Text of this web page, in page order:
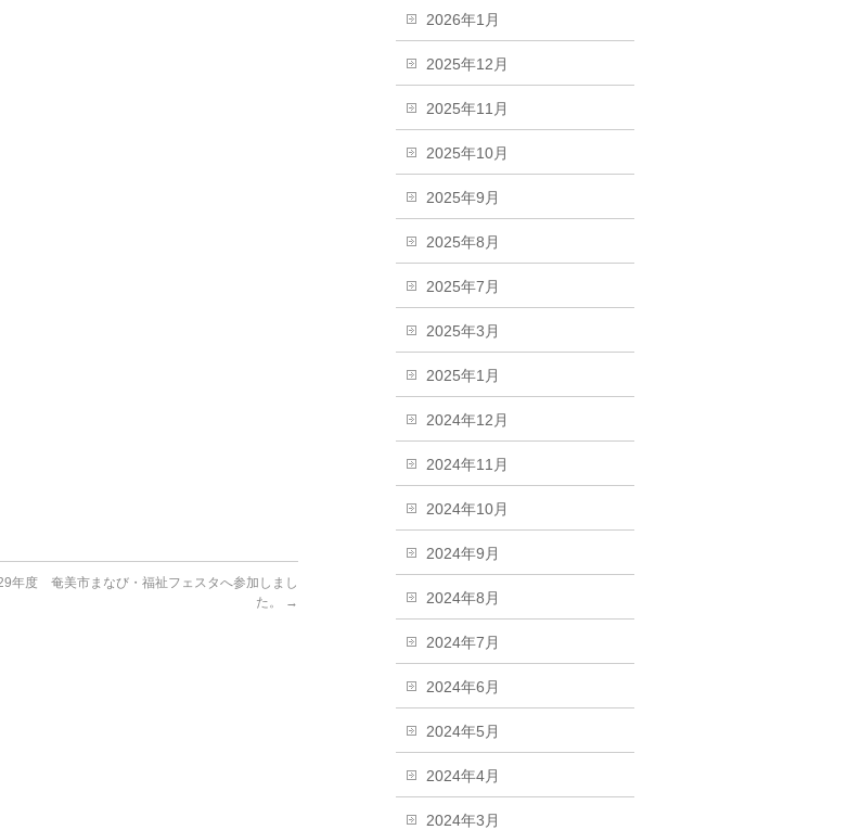
年度 奄美市まなび・福祉フェスタへ参加しまし
た。
→
2026年1月
2025年12月
2025年11月
2025年10月
2025年9月
2025年8月
2025年7月
2025年3月
2025年1月
2024年12月
2024年11月
2024年10月
2024年9月
2024年8月
2024年7月
2024年6月
2024年5月
2024年4月
2024年3月